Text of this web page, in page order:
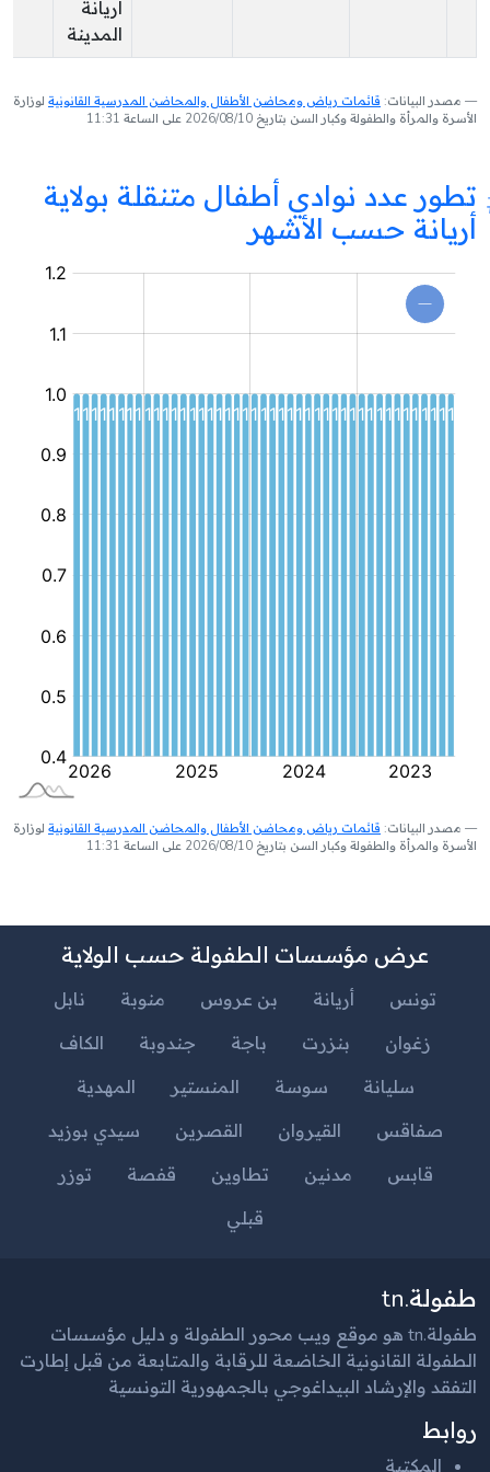
اريانة
المدينة
مصدر البيانات: قائمات رياض ومحاضن الأطفال والمحاضن المدرسية القانونية لوزارة
الأسرة والمرأة والطفولة وكبار السن بتاريخ 2026/08/10 على الساعة 11:31
تطور عدد نوادي أطفال متنقلة بولاية
أريانة حسب الأشهر
نادي
مصدر البيانات: قائمات رياض ومحاضن الأطفال والمحاضن المدرسية القانونية لوزارة
الأسرة والمرأة والطفولة وكبار السن بتاريخ 2026/08/10 على الساعة 11:31
عرض مؤسسات الطفولة حسب الولاية
تونس أريانة بن عروس منوبة
نابل
زغوان
بنزرت باجة جندوبة
الكاف
سليانة
سوسة المنستير
المهدية
صفاقس
القيروان القصرين
سيدي بوزيد
قابس
مدنين تطاوين قفصة
توزر
قبلي
طفولة.tn
طفولة.tn هو موقع ويب محور الطفولة و دليل مؤسسات
الطفولة القانونية الخاضعة للرقابة والمتابعة من قبل إطارت
التفقد والإرشاد البيداغوجي بالجمهورية التونسية
روابط
المكتبة